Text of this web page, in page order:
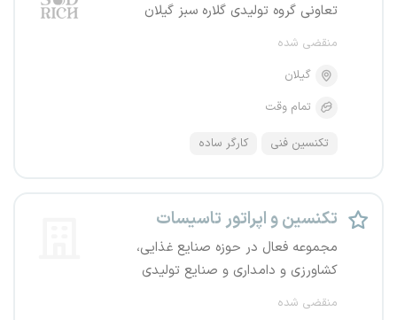
تعاونی گروه تولیدی گلاره سبز گیلان
منقضی شده
گیلان
تمام وقت
تکنسین فنی کارگر ساده
تکنسین و اپراتور تاسیسات
مجموعه فعال در حوزه صنایع غذایی،
کشاورزی و دامداری و صنایع تولیدی
منقضی شده